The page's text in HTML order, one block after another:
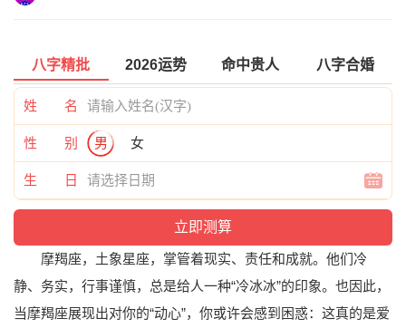
八字精批 2026运势 命中贵人 八字合婚
姓 名
性 别 男 女
生 日
摩羯座，土象星座，掌管着现实、责任和成就。他们冷
静、务实，行事谨慎，总是给人一种“冷冰冰”的印象。也因此，
当摩羯座展现出对你的“动心”，你或许会感到困惑：这真的是爱